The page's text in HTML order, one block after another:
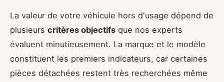
La valeur de votre véhicule hors d'usage dépend de
plusieurs critères objectifs que nos experts
évaluent minutieusement. La marque et le modèle
constituent les premiers indicateurs, car certaines
pièces détachées restent très recherchées même